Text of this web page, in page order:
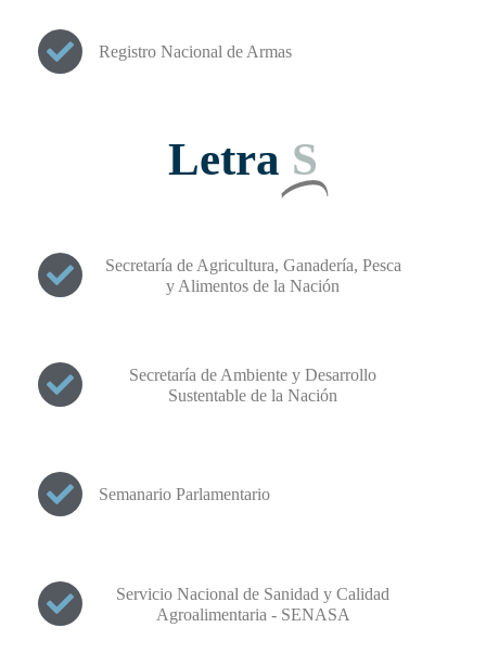
Registro Nacional de Armas
Letra S
Secretaría de Agricultura, Ganadería, Pesca
y Alimentos de la Nación
Secretaría de Ambiente y Desarrollo
Sustentable de la Nación
Semanario Parlamentario
Servicio Nacional de Sanidad y Calidad
Agroalimentaria - SENASA